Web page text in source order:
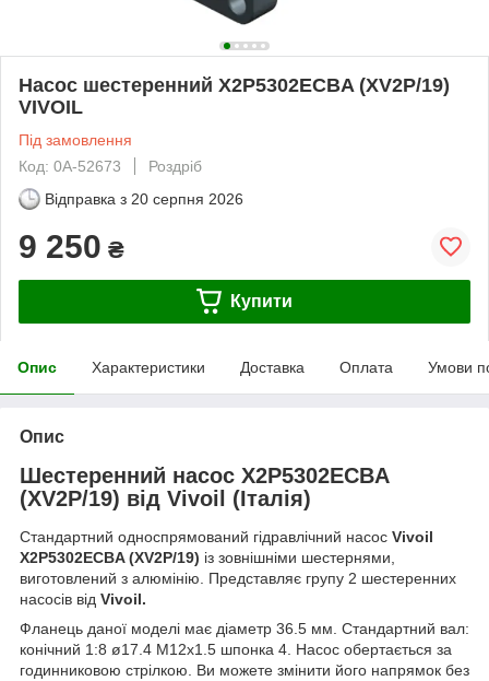
Насос шестеренний X2P5302ECBA (XV2P/19)
VIVOIL
Під замовлення
Код: 0А-52673
Роздріб
Відправка з 20 серпня 2026
9 250 ₴
Купити
Опис Характеристики Доставка Оплата Умови
Опис
Шестеренний насос X2P5302ECBA
(XV2P/19) від Vivoil (Італія)
Стандартний односпрямований гідравлічний насос Vivoil
X2P5302ECBA (XV2P/19) із зовнішніми шестернями,
виготовлений з алюмінію. Представляє групу 2 шестеренних
насосів від Vivoil.
Фланець даної моделі має діаметр 36.5 мм. Стандартний вал:
конічний 1:8 ø17.4 M12x1.5 шпонка 4. Насос обертається за
годинниковою стрілкою. Ви можете змінити його напрямок без